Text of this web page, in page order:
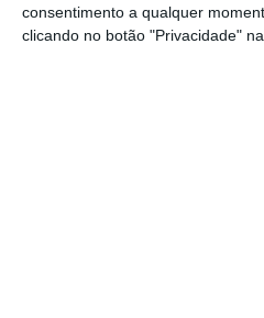
consentimento a qualquer
clicando no botão "Privacidade"
Em maiolançouo “Pulse
sistema de publicidade